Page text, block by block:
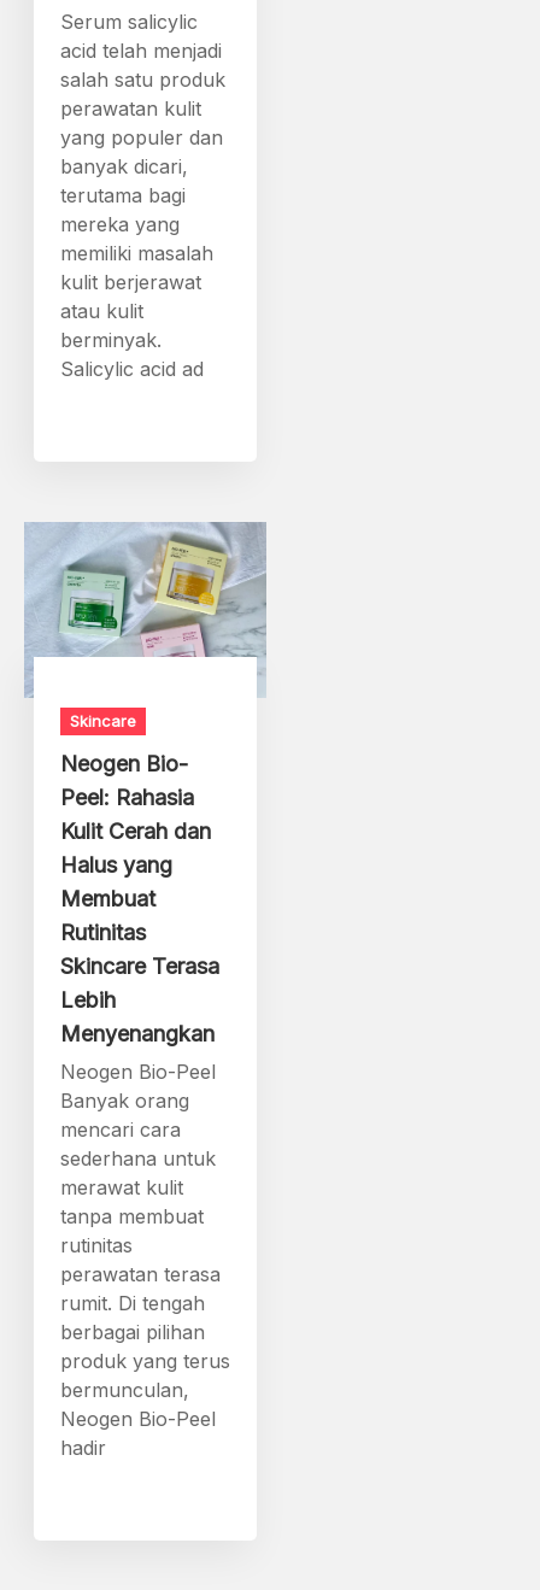
Serum salicylic
acid telah menjadi
salah satu produk
perawatan kulit
yang populer dan
banyak dicari,
terutama bagi
mereka yang
memiliki masalah
kulit berjerawat
atau kulit
berminyak.
Salicylic acid ad
Skincare
Neogen Bio-
Peel: Rahasia
Kulit Cerah dan
Halus yang
Membuat
Rutinitas
Skincare Terasa
Lebih
Menyenangkan
Neogen Bio-Peel
Banyak orang
mencari cara
sederhana untuk
merawat kulit
tanpa membuat
rutinitas
perawatan terasa
rumit. Di tengah
berbagai pilihan
produk yang terus
bermunculan,
Neogen Bio-Peel
hadir